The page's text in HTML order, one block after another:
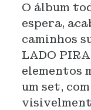
O álbum
espera,
caminhos
LADO
elementos
um set,